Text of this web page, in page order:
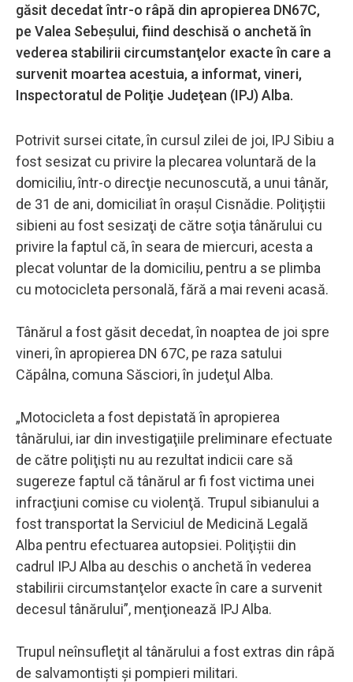
găsit decedat într-o râpă din apropierea DN67C,
pe Valea Sebeşului, fiind deschisă o anchetă în
vederea stabilirii circumstanţelor exacte în care a
survenit moartea acestuia, a informat, vineri,
Inspectoratul de Poliţie Judeţean (IPJ) Alba.
Potrivit sursei citate, în cursul zilei de joi, IPJ Sibiu a
fost sesizat cu privire la plecarea voluntară de la
domiciliu, într-o direcţie necunoscută, a unui tânăr,
de 31 de ani, domiciliat în oraşul Cisnădie. Poliţiştii
sibieni au fost sesizaţi de către soţia tânărului cu
privire la faptul că, în seara de miercuri, acesta a
plecat voluntar de la domiciliu, pentru a se plimba
cu motocicleta personală, fără a mai reveni acasă.
Tânărul a fost găsit decedat, în noaptea de joi spre
vineri, în apropierea DN 67C, pe raza satului
Căpâlna, comuna Săsciori, în judeţul Alba.
„Motocicleta a fost depistată în apropierea
tânărului, iar din investigaţiile preliminare efectuate
de către poliţişti nu au rezultat indicii care să
sugereze faptul că tânărul ar fi fost victima unei
infracţiuni comise cu violenţă. Trupul sibianului a
fost transportat la Serviciul de Medicină Legală
Alba pentru efectuarea autopsiei. Poliţiştii din
cadrul IPJ Alba au deschis o anchetă în vederea
stabilirii circumstanţelor exacte în care a survenit
decesul tânărului”, menţionează IPJ Alba.
Trupul neînsufleţit al tânărului a fost extras din râpă
de salvamontişti şi pompieri militari.